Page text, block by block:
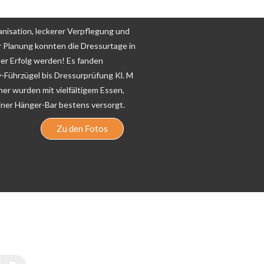
leckerer Verpflegung und
Planung konnten die Dressurtage in
Erfolg werden! Es fanden
Führzügel bis Dressurprüfung Kl. M
wurden mit vielfältigem Essen,
Hänger-Bar bestens versorgt.
Zu den Fotos